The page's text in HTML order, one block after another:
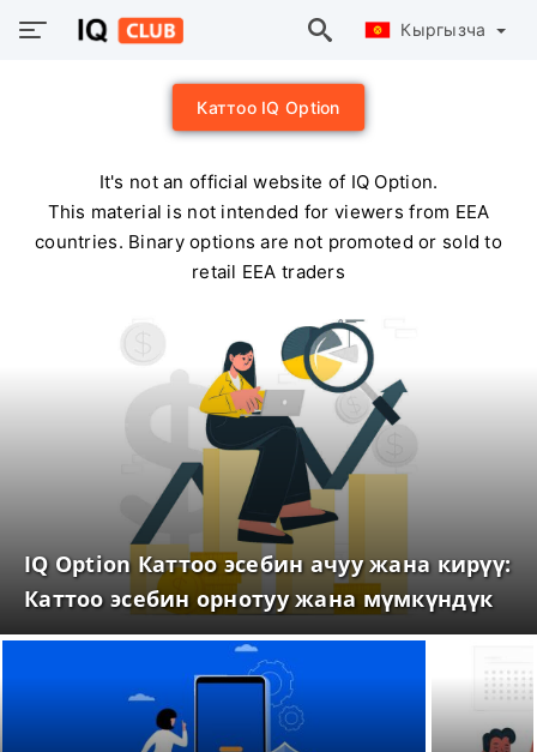
Кыргызча
Каттоо IQ Option
It's not an official website of IQ Option.
This material is not intended for viewers from EEA
countries. Binary options are not promoted or sold to
retail EEA traders
IQ Option Каттоо эсебин ачуу жана кирүү:
Каттоо эсебин орнотуу жана мүмкүндүк
алуу